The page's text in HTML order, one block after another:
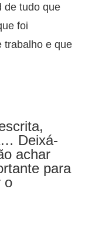
de tudo que
foi
trabalho e que
Deixá-
achar
para
o